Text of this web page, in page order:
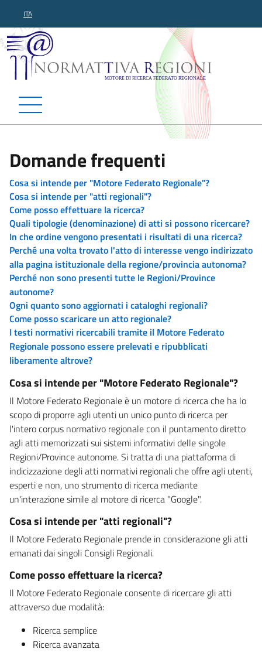
ITA
Normattiva Regioni -
Domande frequenti
Cosa si intende per "Motore Federato Regionale"?
Cosa si intende per "atti regionali"?
Come posso effettuare la ricerca?
Quali tipologie (denominazione) di atti si possono ricercare?
In che ordine vengono presentati i risultati di una ricerca?
Perché una volta trovato l'atto di interesse vengo indirizzato
alla pagina istituzionale della regione/provincia autonoma?
Perché non sono presenti tutte le Regioni/Province
autonome?
Ogni quanto sono aggiornati i cataloghi regionali?
Come posso scaricare un atto regionale?
I testi normativi ricercabili tramite il Motore Federato
Regionale possono essere prelevati e ripubblicati
liberamente altrove?
Cosa si intende per "Motore Federato Regionale"?
Il Motore Federato Regionale è un motore di ricerca che ha lo
scopo di proporre agli utenti un unico punto di ricerca per
l'intero corpus normativo regionale con il puntamento diretto
agli atti memorizzati sui sistemi informativi delle singole
Regioni/Province autonome. Si tratta di una piattaforma di
indicizzazione degli atti normativi regionali che offre agli utenti,
esperti e non, uno strumento di ricerca mediante
un'interazione simile al motore di ricerca "Google".
Cosa si intende per "atti regionali"?
Il Motore Federato Regionale prende in considerazione gli atti
emanati dai singoli Consigli Regionali.
Come posso effettuare la ricerca?
Il Motore Federato Regionale consente di ricercare gli atti
attraverso due modalità:
Ricerca semplice
Ricerca avanzata